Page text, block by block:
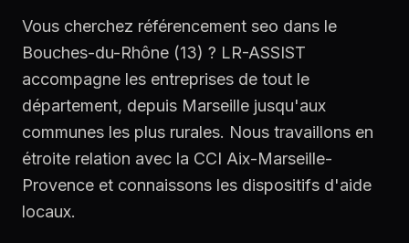
Vous cherchez référencement seo dans le
Bouches-du-Rhône (13) ? LR-ASSIST
accompagne les entreprises de tout le
département, depuis Marseille jusqu'aux
communes les plus rurales. Nous travaillons en
étroite relation avec la CCI Aix-Marseille-
Provence et connaissons les dispositifs d'aide
locaux.